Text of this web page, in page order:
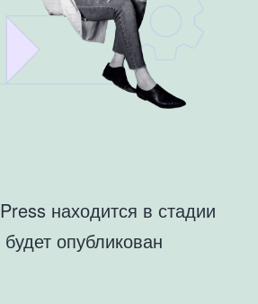
находится в стадии
опубликован